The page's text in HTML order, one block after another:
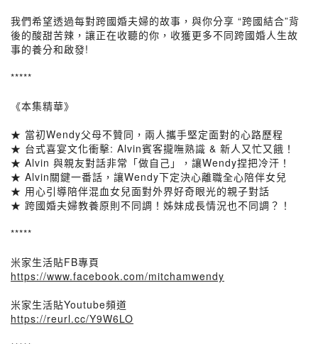
我們希望透過每對跨國婚夫婦的故事，與你分享 “跨國結合”背
後的酸甜苦辣，讓正在收聽的你，收獲更多不同跨國婚人生故
事的養分和啟發!
*****
《本集精華》
★ 當初Wendy父母不贊同，兩人攜手堅定面對的心路歷程
★ 台式喜宴文化衝擊: Alvin賓客攏嘸熟識 & 新人又忙又餓！
★ Alvin 與親友對話非常「做自己」，讓Wendy捏把冷汗！
★ Alvin關鍵一番話，讓Wendy下定決心離職全心陪伴女兒
★ 用心引導陪伴混血女兒面對外界好奇眼光的親子對話
★ 跨國婚夫婦教養原則不同調！姊妹成長情況也不同調？！
*****
米家生活貼FB專頁
https://www.facebook.com/mitchamwendy
米家生活貼Youtube頻道
https://reurl.cc/Y9W6LO